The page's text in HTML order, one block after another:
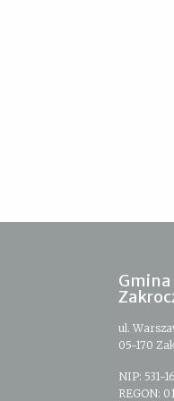
Gmina
ul.
05-170
NIP: 531-
REGON: